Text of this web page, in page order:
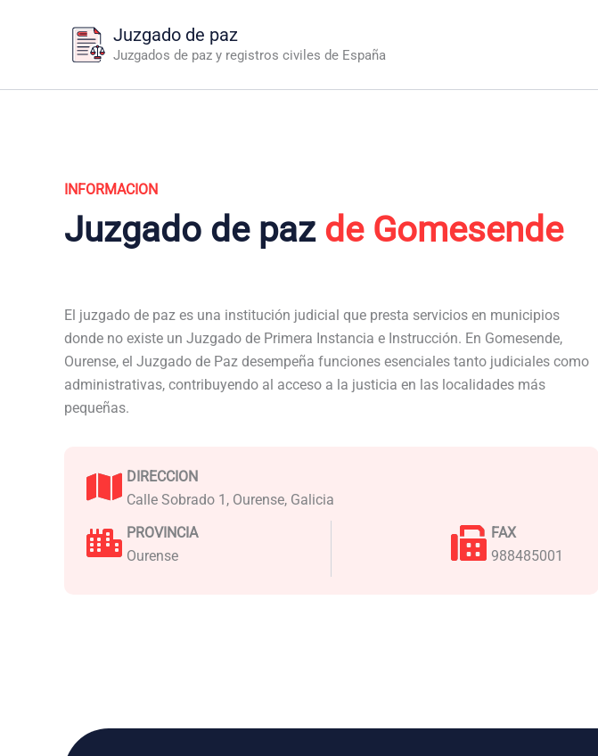
Juzgado de paz
Juzgados de paz y registros civiles de España
INFORMACION
Juzgado de paz de Gomesende
El juzgado de paz es una institución judicial que presta servicios en municipios
donde no existe un Juzgado de Primera Instancia e Instrucción. En Gomesende,
Ourense, el Juzgado de Paz desempeña funciones esenciales tanto judiciales como
administrativas, contribuyendo al acceso a la justicia en las localidades más
pequeñas.
DIRECCION
Calle Sobrado 1, Ourense, Galicia
PROVINCIA
Ourense
FAX
988485001